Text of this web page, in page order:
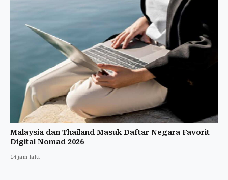
Malaysia dan Thailand Masuk Daftar Negara Favorit
Digital Nomad 2026
14 jam lalu